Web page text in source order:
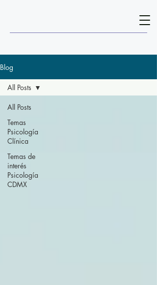
Blog
All Posts
Temas
Psicología
Clínica
Temas de
interés
Psicología
CDMX
All Posts